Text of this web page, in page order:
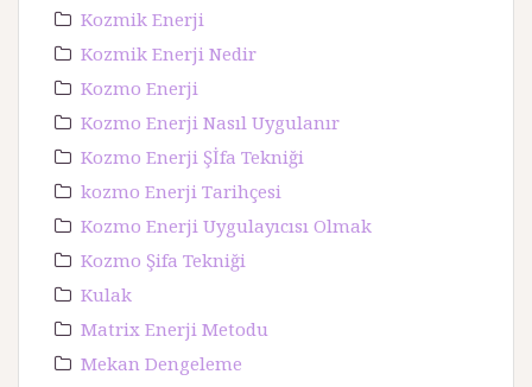
Kozmik Enerji
Kozmik Enerji Nedir
Kozmo Enerji
Kozmo Enerji Nasıl Uygulanır
Kozmo Enerji Şİfa Tekniği
kozmo Enerji Tarihçesi
Kozmo Enerji Uygulayıcısı Olmak
Kozmo Şifa Tekniği
Kulak
Matrix Enerji Metodu
Mekan Dengeleme